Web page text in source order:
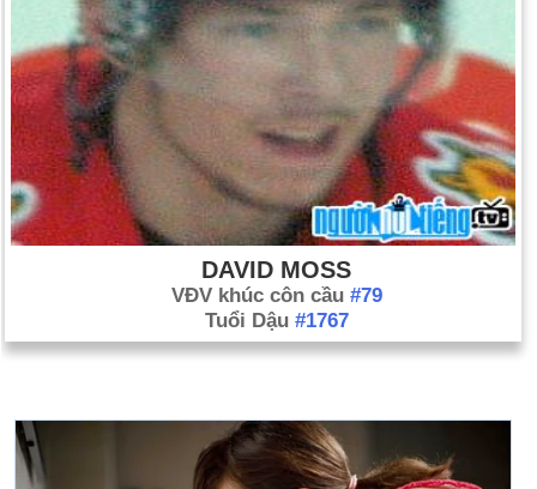
DAVID MOSS
VĐV khúc côn cầu #79
Tuổi Dậu #1767